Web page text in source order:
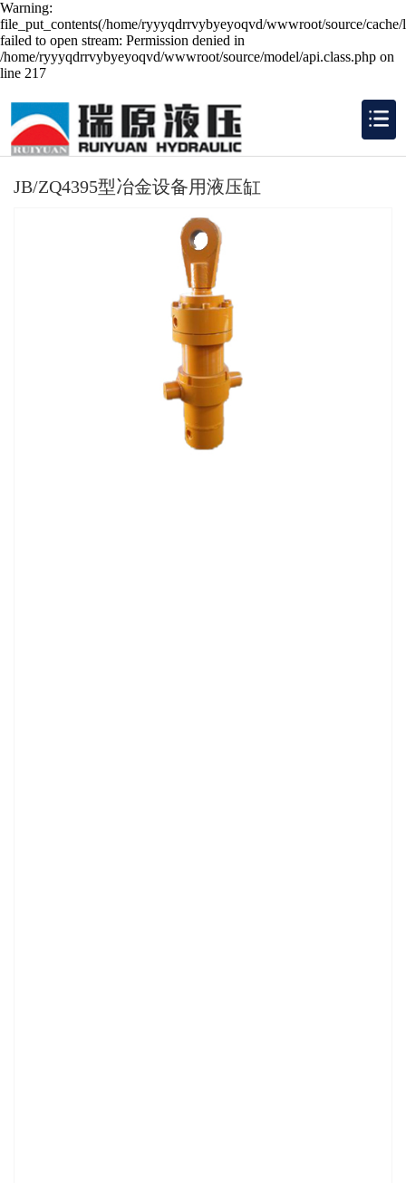
Warning:
file_put_contents(/home/ryyyqdrrvybyeyoqvd/wwwroot/source/cache/
failed to open stream: Permission denied in
/home/ryyyqdrrvybyeyoqvd/wwwroot/source/model/api.class.php on
line 217
JB/ZQ4395型冶金设备用液压缸